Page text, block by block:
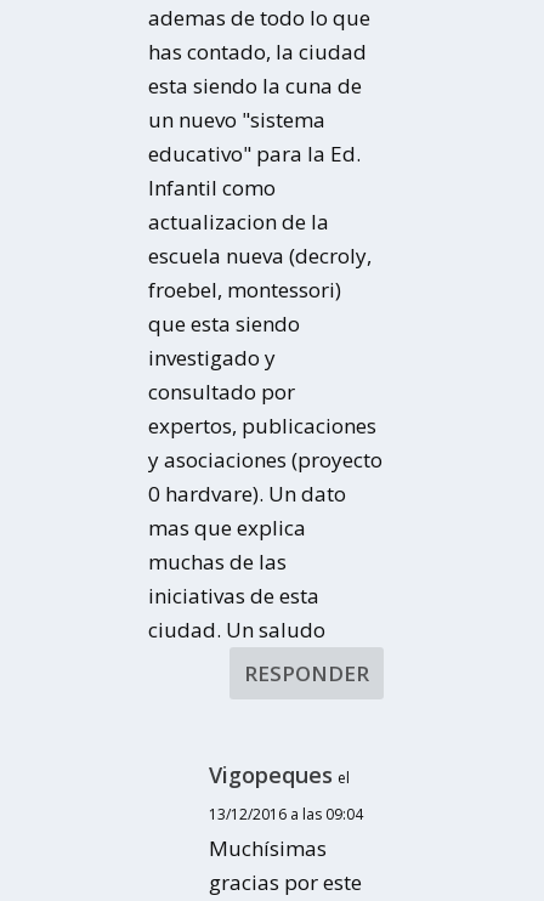
ademas de todo lo que
has contado, la ciudad
esta siendo la cuna de
un nuevo "sistema
educativo" para la Ed.
Infantil como
actualizacion de la
escuela nueva (decroly,
froebel, montessori)
que esta siendo
investigado y
consultado por
expertos, publicaciones
y asociaciones (proyecto
0 hardvare). Un dato
mas que explica
muchas de las
iniciativas de esta
ciudad. Un saludo
RESPONDER
Vigopeques el
13/12/2016 a las 09:04
Muchísimas
gracias por este